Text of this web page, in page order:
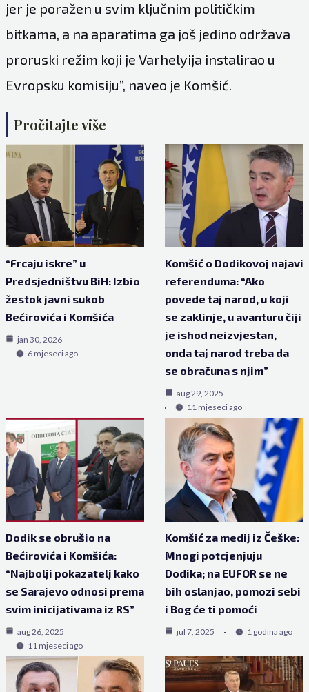
jer je poražen u svim ključnim političkim
bitkama, a na aparatima ga još jedino održava
proruski režim koji je Varhelyija instalirao u
Evropsku komisiju”, naveo je Komšić.
Pročitajte više
“Frcaju iskre” u
Predsjedništvu BiH: Izbio
žestok javni sukob
Bećirovića i Komšića
jan 30, 2026
6 mjeseci ago
Komšić o Dodikovoj najavi
referenduma: “Ako
povede taj narod, u koji
se zaklinje, u avanturu čiji
je ishod neizvjestan,
onda taj narod treba da
se obračuna s njim”
aug 29, 2025
11 mjeseci ago
Dodik se obrušio na
Bećirovića i Komšića:
“Najbolji pokazatelj kako
se Sarajevo odnosi prema
svim inicijativama iz RS”
aug 26, 2025
11 mjeseci ago
Komšić za medij iz Češke:
Mnogi potcjenjuju
Dodika; na EUFOR se ne
bih oslanjao, pomozi sebi
i Bog će ti pomoći
jul 7, 2025 1 godina ago